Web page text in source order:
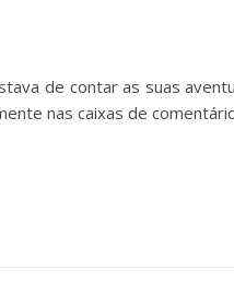
de contar as suas
nas caixas de